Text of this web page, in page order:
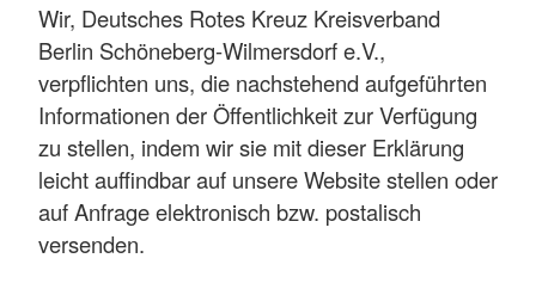
Wir, Deutsches Rotes Kreuz Kreisverband
Berlin Schöneberg-Wilmersdorf e.V.,
verpflichten uns, die nachstehend aufgeführten
Informationen der Öffentlichkeit zur Verfügung
zu stellen, indem wir sie mit dieser Erklärung
leicht auffindbar auf unsere Website stellen oder
auf Anfrage elektronisch bzw. postalisch
versenden.